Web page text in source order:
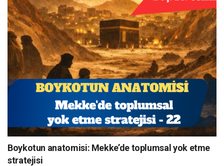
Boykotun anatomisi: Mekke’de toplumsal yok etme
stratejisi